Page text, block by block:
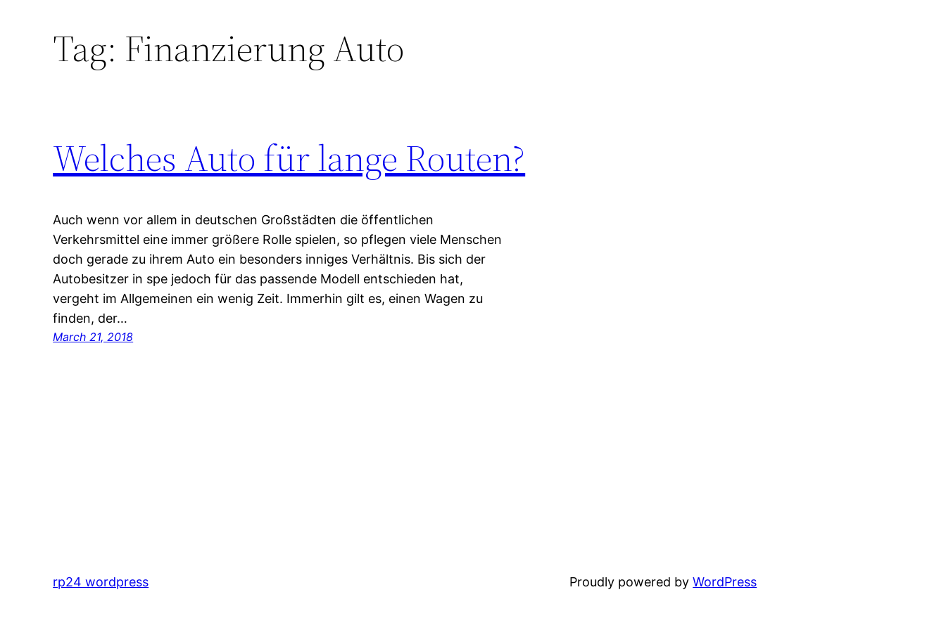
Tag: Finanzierung Auto
Welches Auto für lange Routen?
Auch wenn vor allem in deutschen Großstädten die öffentlichen
Verkehrsmittel eine immer größere Rolle spielen, so pflegen viele Menschen
doch gerade zu ihrem Auto ein besonders inniges Verhältnis. Bis sich der
Autobesitzer in spe jedoch für das passende Modell entschieden hat,
vergeht im Allgemeinen ein wenig Zeit. Immerhin gilt es, einen Wagen zu
finden, der…
March 21, 2018
rp24 wordpress Proudly powered byWordPress